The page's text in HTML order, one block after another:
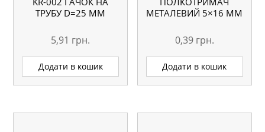
ТРУБУ D=25 ММ
5,91 грн.
Додати в кошик
МЕТАЛЕВИЙ 5×16 ММ
0,39 грн.
Додати в кошик